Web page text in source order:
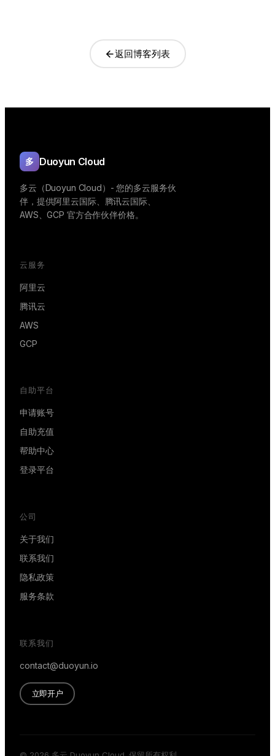
返回博客列表
多 Duoyun Cloud
多云（Duoyun Cloud）- 您的多云服务伙
伴，提供阿里云国际、腾讯云国际、
AWS、GCP 官方合作伙伴价格。
云服务
阿里云
腾讯云
AWS
GCP
自助平台
申请账号
自助充值
帮助中心
登录平台
公司
关于我们
联系我们
隐私政策
服务条款
联系我们
contact@duoyun.io
立即开户